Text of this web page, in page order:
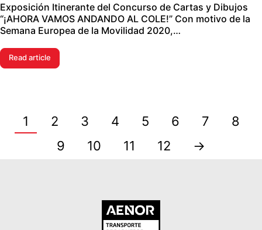
Exposición Itinerante del Concurso de Cartas y Dibujos
“¡AHORA VAMOS ANDANDO AL COLE!” Con motivo de la
Semana Europea de la Movilidad 2020,…
Read article
1 2 3 4 5 6 7
8
9
10 11 12 →